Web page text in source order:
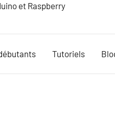
Tutoduino
et Raspberry
Tutoriels